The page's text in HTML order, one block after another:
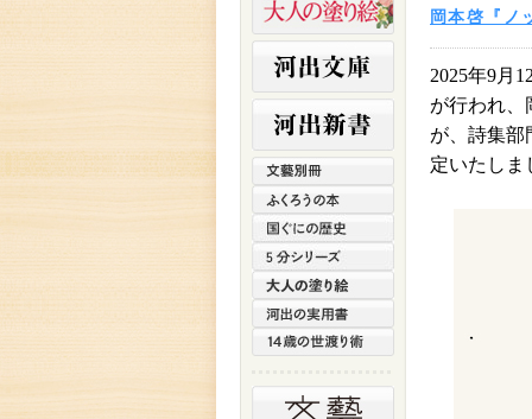
岡本啓『ノ
2025年9月
が行われ、
が、詩集部
定いたしま